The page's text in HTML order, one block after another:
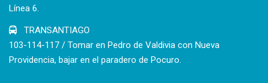
Línea 6.
TRANSANTIAGO
103-114-117 / Tomar en Pedro de Valdivia con Nueva
Providencia, bajar en el paradero de Pocuro.